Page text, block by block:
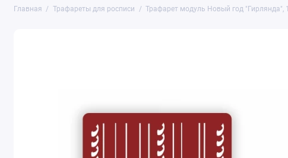
Главная Трафареты для росписи Трафарет модуль Новый год "Гирлянда",